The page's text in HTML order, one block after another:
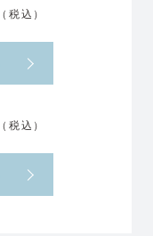
（税込）
（税込）